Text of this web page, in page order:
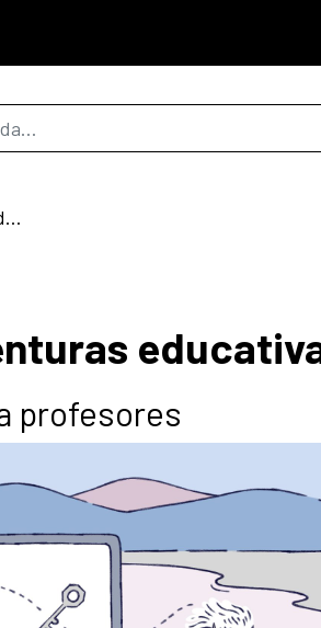
Maestros del rol: Creando aventuras educativas
profesores